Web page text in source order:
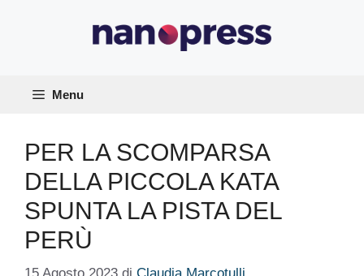
Menu
PER LA SCOMPARSA
DELLA PICCOLA KATA
SPUNTA LA PISTA DEL
PERÙ